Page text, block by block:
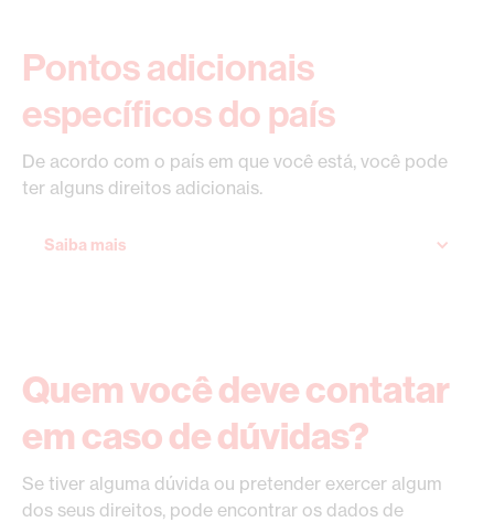
Pontos adicionais
específicos do país
De acordo com o país em que você está, você pode
ter alguns direitos adicionais.
Saiba mais
Quem você deve contatar
em caso de dúvidas?
Se tiver alguma dúvida ou pretender exercer algum
dos seus direitos, pode encontrar os dados de